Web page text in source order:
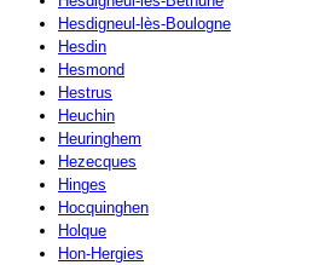
Hesdigneul-lès-Boulogne
Hesdin
Hesmond
Hestrus
Heuchin
Heuringhem
Hezecques
Hinges
Hocquinghen
Holque
Hon-Hergies